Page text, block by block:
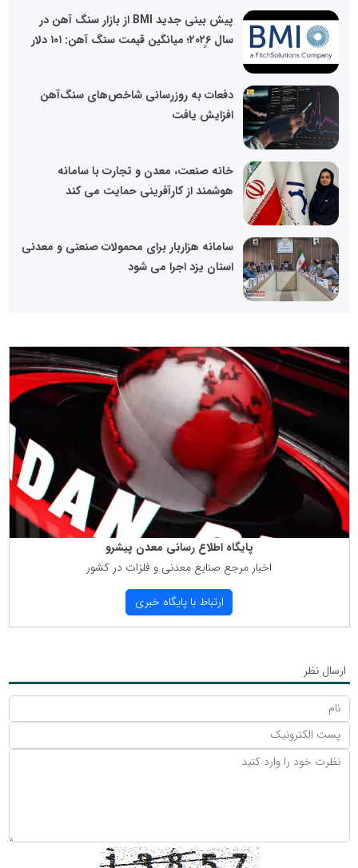
پیش بینی جدید BMI از بازار سنگ آهن در
سال ۲۰۲۶ِِ؛ میانگین قیمت سنگ آهن: ۱۰۱ دلار
دفعات به روزرسانی شاخص‌های سنگ‌آهن
افزایش یافت
خانه صنعت، معدن و تجارت با سامانه
هوشمند از کارآفرینی حمایت می کند
سامانه هزاربار برای محمولات صنعتی و معدنی
استان یزد اجرا می شود
پایگاه اطلاع رسانی معدن پیشرو
اخبار مرجع صنایع معدنی و فلزات در كشور
ارتباط با پایگاه خبری
ارسال نظر